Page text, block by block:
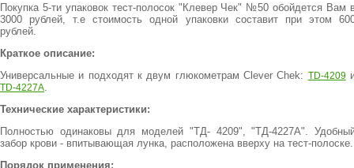
Покупка 5-ти упаковок тест-полосок "Клевер Чек" №50 обойдется Вам
3000 рублей, т.е стоимость одной упаковки составит при этом
рублей.
Краткое описание:
Универсальные и подходят к двум глюкометрам Clever Chek: TD-4209
TD-4227A
Технические характеристики:
Полностью одинаковы для моделей "TД- 4209", "TД-4227A".
забор крови - впитывающая лунка, расположена вверху на тест-полоске.
Порядок применения: